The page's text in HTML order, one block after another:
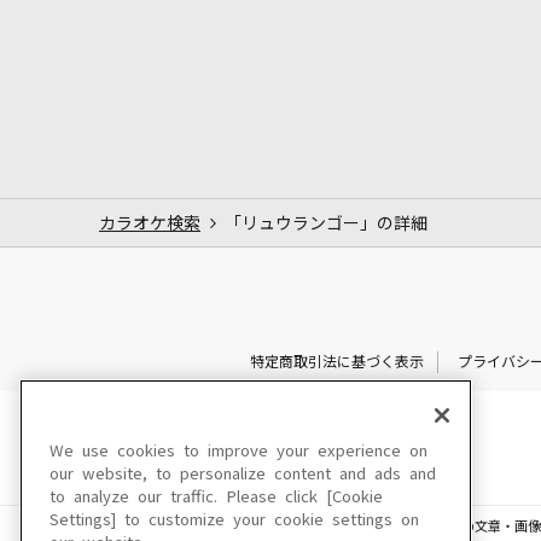
カラオケ検索 「リュウランゴー」の詳細
特定商取引法に基づく表示 プライバシ
このサイトに掲載されている一切の文章・画
We use cookies to improve your experience on
our website, to personalize content and ads and
to analyze our traffic. Please click [Cookie
Settings] to customize your cookie settings on